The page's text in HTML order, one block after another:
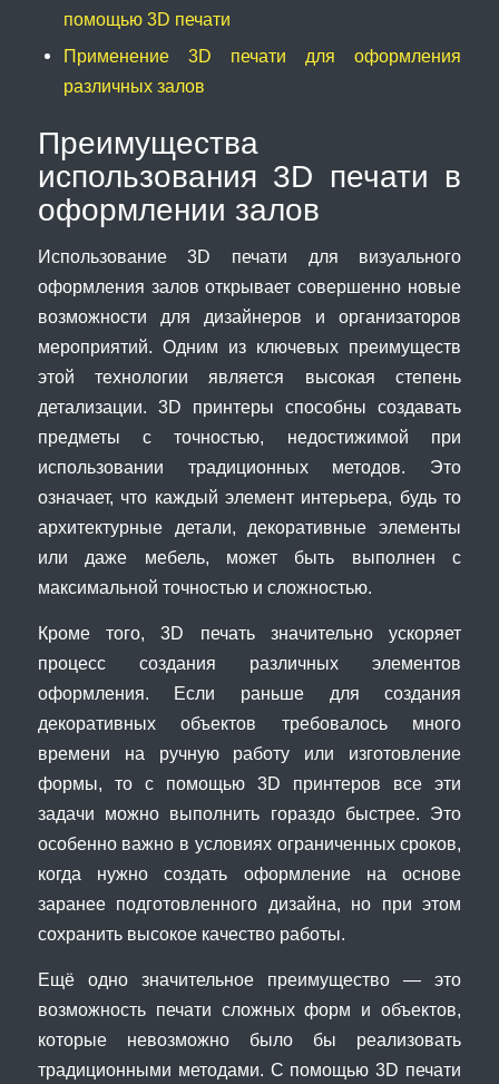
помощью 3D печати
Применение 3D печати для оформления
различных залов
Преимущества
использования 3D печати в
оформлении залов
Использование 3D печати для визуального
оформления залов открывает совершенно новые
возможности для дизайнеров и организаторов
мероприятий. Одним из ключевых преимуществ
этой технологии является высокая степень
детализации. 3D принтеры способны создавать
предметы с точностью, недостижимой при
использовании традиционных методов. Это
означает, что каждый элемент интерьера, будь то
архитектурные детали, декоративные элементы
или даже мебель, может быть выполнен с
максимальной точностью и сложностью.
Кроме того, 3D печать значительно ускоряет
процесс создания различных элементов
оформления. Если раньше для создания
декоративных объектов требовалось много
времени на ручную работу или изготовление
формы, то с помощью 3D принтеров все эти
задачи можно выполнить гораздо быстрее. Это
особенно важно в условиях ограниченных сроков,
когда нужно создать оформление на основе
заранее подготовленного дизайна, но при этом
сохранить высокое качество работы.
Ещё одно значительное преимущество — это
возможность печати сложных форм и объектов,
которые невозможно было бы реализовать
традиционными методами. С помощью 3D печати